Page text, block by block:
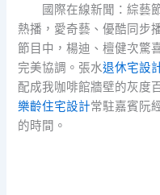
國際在線新聞：綜藝節
熱播，愛奇藝、優酷同步
節目中，楊迪、檀健次驚
完美協調。張水退休宅設
配成我咖啡館牆壁的灰度
樂齡住宅設計常駐嘉賓阮
的時間。